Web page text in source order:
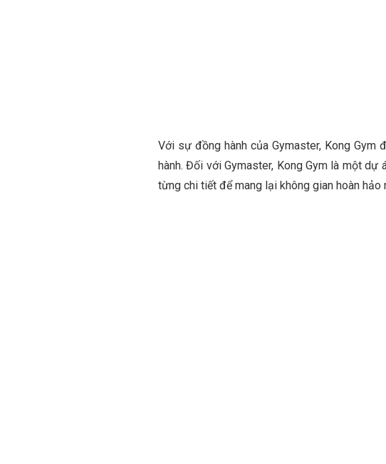
Với sự đồng hành của Gymaster, Kong
hành. Đối với Gymaster, Kong Gym là một
từng chi tiết để mang lại không gian hoàn hảo